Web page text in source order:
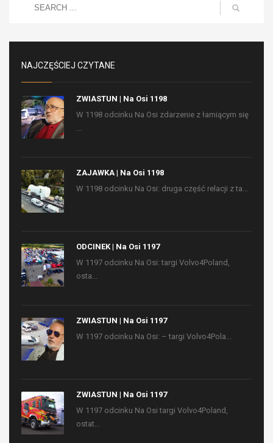
NAJCZĘŚCIEJ CZYTANE
ZWIASTUN | Na Osi 1198
W 1198 odcinku Na Osi zdarzenie z łamiącym się
...
ZAJAWKA | Na Osi 1198
W 1198 odcinku Na Osi: druga część relacji z ta...
ODCINEK | Na Osi 1197
W 1197 odcinku Na Osi: targi Volvo4Poland,
osta...
ZWIASTUN | Na Osi 1197
W 1197 odcinku Na Osi: – targi Volvo4Pola...
ZWIASTUN | Na Osi 1197
W 1197 odcinku Na Osi targi Volvo4Poland,
ostat...